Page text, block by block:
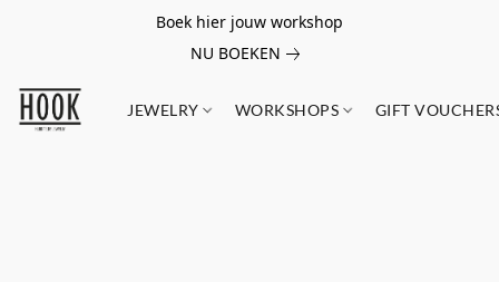
Boek hier jouw workshop
NU BOEKEN
JEWELRY WORKSHOPS GIFT